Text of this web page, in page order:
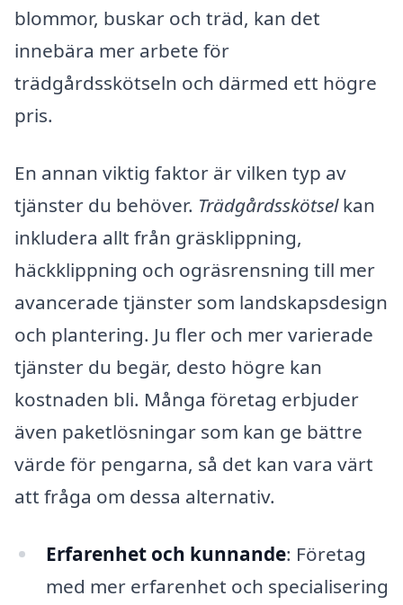
blommor, buskar och träd, kan det
innebära mer arbete för
trädgårdsskötseln och därmed ett högre
pris.
En annan viktig faktor är vilken typ av
tjänster du behöver. Trädgårdsskötselkan
inkludera allt från gräsklippning,
häckklippning och ogräsrensning till mer
avancerade tjänster som landskapsdesign
och plantering. Ju fler och mer varierade
tjänster du begär, desto högre kan
kostnaden bli. Många företag erbjuder
även paketlösningar som kan ge bättre
värde för pengarna, så det kan vara värt
att fråga om dessa alternativ.
Erfarenhet och kunnande: Företag
med mer erfarenhet och specialisering